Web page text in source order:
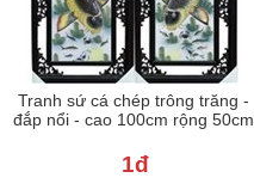
Tranh sứ cá chép trông trăng -
đắp nổi - cao 100cm rộng 50cm
1đ